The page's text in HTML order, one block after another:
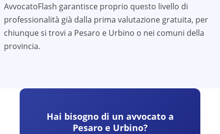
AvvocatoFlash garantisce proprio questo livello di
professionalità già dalla prima valutazione gratuita, per
chiunque si trovi a Pesaro e Urbino o nei comuni della
provincia.
Hai bisogno di un avvocato a
Pesaro e Urbino?